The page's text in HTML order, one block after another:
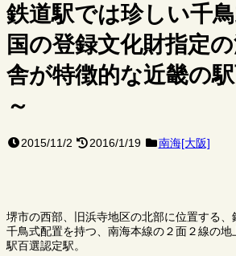
鉄道駅では珍しい千
国の登録文化財指定
舎が特徴的な近畿の
～
2015/11/2 2016/1/19 南海[大阪]
堺市の西部、旧浜寺地区の北部に位置する
千鳥式配置を持つ、南海本線の２面２線の
駅百選認定駅。